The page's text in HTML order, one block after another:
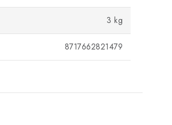
3 kg
8717662821479